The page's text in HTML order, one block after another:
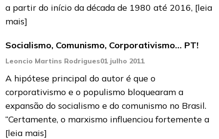
a partir do início da década de 1980 até 2016, [leia
mais]
Socialismo, Comunismo, Corporativismo… PT!
Leoncio Martins Rodrigues01 julho 2011
A hipótese principal do autor é que o
corporativismo e o populismo bloquearam a
expansão do socialismo e do comunismo no Brasil.
“Certamente, o marxismo influenciou fortemente a
[leia mais]